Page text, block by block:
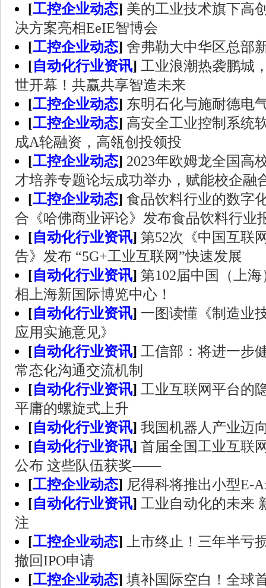
[工控企业动态] 美的工业技术旗下高
决方案亮相EeIE智博会
[工控企业动态] 舍弗勒大中华区总部
[自动化行业资讯] 工业浪潮热袭鹏城
世开幕！共赢共享智造未来
[工控企业动态] 东明石化与施耐德电
[工控企业动态] 高安全工业控制系统
成A轮融资，高瓴创投领投
[工控企业动态] 2023年欧姆龙全国高
才培养专题论坛成功举办，赋能校企融
[工控企业动态] 食品饮料行业的数字
合《哈佛商业评论》发布食品饮料行业
[自动化行业资讯] 第52次《中国互联
告》发布 “5G+工业互联网”快速发展
[自动化行业资讯] 第102届中国（上
相上海新国际博览中心！
[自动化行业资讯] 一图读懂《制造业
应用实施意见》
[自动化行业资讯] 工信部：将进一步
常态化沟通交流机制
[自动化行业资讯] 工业互联网平台的
平庸的螺旋式上升
[自动化行业资讯] 我国机器人产业迈
[自动化行业资讯] 首届全国工业互联
公布 这些队伍获奖——
[工控企业动态] 尼得科将推出小型E-
[自动化行业资讯] 工业自动化的未来
注
[工控企业动态]
上市终止！三年半亏
撤回IPO申请
[工控企业动态] 填补国际空白！全球